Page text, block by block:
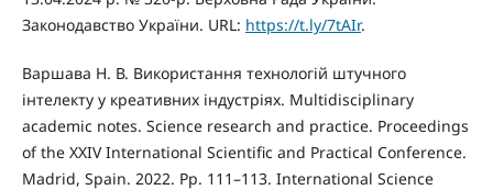
Законодавство України. URL: https://t.ly/7tAIr.
Варшава Н. В. Використання технологій штучного
інтелекту у креативних індустріях. Multidisciplinary
academic notes. Science research and practice. Proceedings
of the ХХIV International Scientific and Practical Conference.
Madrid, Spain. 2022. Pp. 111–113. International Science